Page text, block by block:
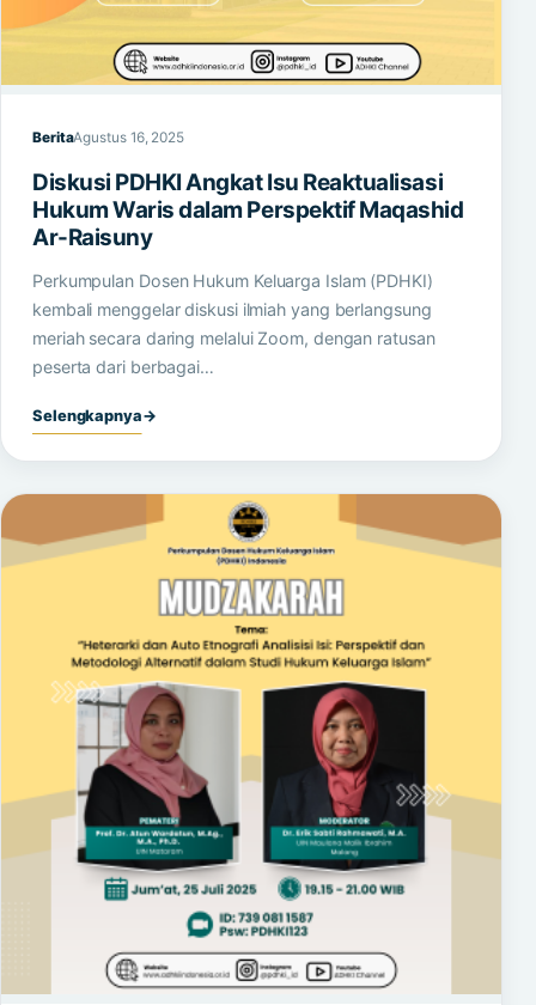
BeritaAgustus 16, 2025
Diskusi PDHKI Angkat Isu Reaktualisasi
Hukum Waris dalam Perspektif Maqashid
Ar-Raisuny
Perkumpulan Dosen Hukum Keluarga Islam (PDHKI)
kembali menggelar diskusi ilmiah yang berlangsung
meriah secara daring melalui Zoom, dengan ratusan
peserta dari berbagai…
Selengkapnya→